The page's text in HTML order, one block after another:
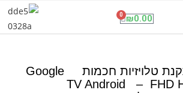
₪0.00
0
אספקה והתקנת טלויזיות חכמות Google
TV Android – FHD